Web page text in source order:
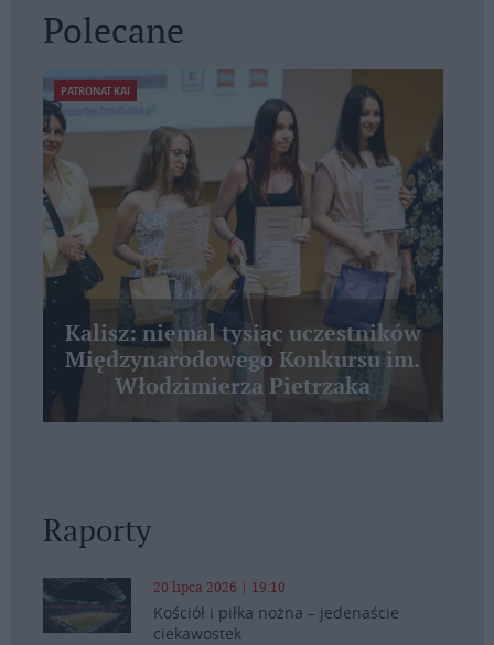
Polecane
PATRONAT KAI
Kalisz: niemal tysiąc uczestników
Międzynarodowego Konkursu im.
Włodzimierza Pietrzaka
Raporty
20 lipca 2026 | 19:10
Kościół i piłka nożna – jedenaście
ciekawostek